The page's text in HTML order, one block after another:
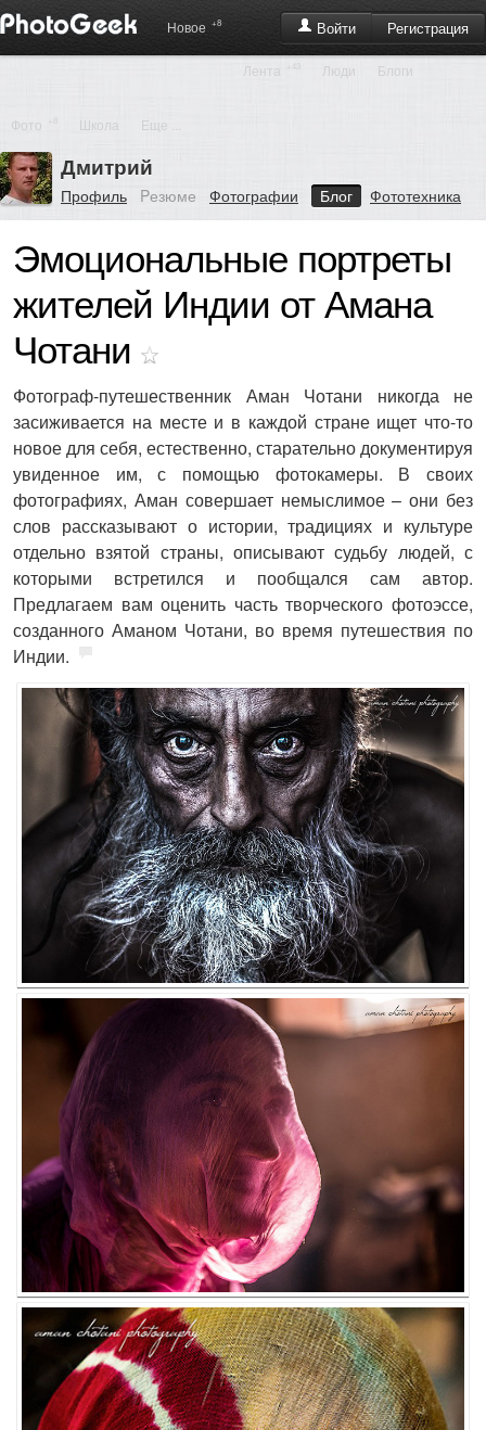
Войти Регистрация
Новое +8
Лента +43 Люди Блоги
Фото Школа Еще ...
Дмитрий
Профиль Pезюме Фотографии Блог Фототехника
Эмоциональные портреты
жителей Индии от Амана
Чотани
Фотограф-путешественник Аман Чотани никогда не
засиживается на месте и в каждой стране ищет что-то
новое для себя, естественно, старательно документируя
увиденное им, с помощью фотокамеры. В своих
фотографиях, Аман совершает немыслимое – они без
слов рассказывают о истории, традициях и культуре
отдельно взятой страны, описывают судьбу людей, с
которыми встретился и пообщался сам автор.
Предлагаем вам оценить часть творческого фотоэссе,
созданного Аманом Чотани, во время путешествия по
Индии.